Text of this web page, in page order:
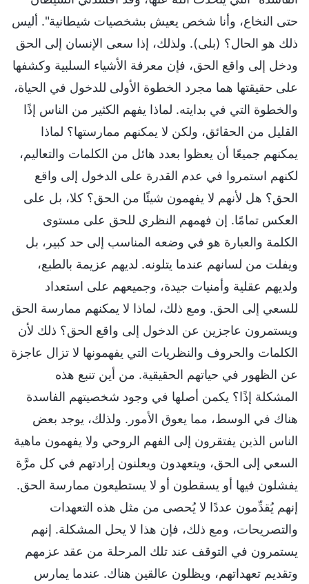
حتى النخاع، وأنا شخص يعيش بشخصيات شيطانية". أليس
ذلك هو الحال؟ (بلى). ولذلك، إذا سعى الإنسان إلى الحق
ودخل إلى واقع الحق، فإن معرفة الأشياء السلبية وكشفها
على حقيقتها هما مجرد الخطوة الأولى للدخول في الحياة،
والخطوة التي في بدايته. لماذا يفهم الكثير من الناس إذًا
القليل من الحقائق، ولكن لا يمكنهم ممارستها؟ لماذا
يمكنهم جميعًا أن يعظوا بعدد هائل من الكلمات والتعاليم،
لكنهم استمروا في عدم القدرة على الدخول إلى واقع
الحق؟ هل لأنهم لا يفهمون شيئًا من الحق؟ كلا، بل على
العكس تمامًا. إن فهمهم النظري للحق على مستوى
الكلمة والعبارة هو في وضعه المناسب إلى حد كبير، بل
ويفلت من لسانهم عندما يتلونه. لديهم عزيمة بالطبع،
ولديهم عقلية وأمنيات جيدة، وجميعهم على استعداد
للسعي إلى الحق. ومع ذلك، لماذا لا يمكنهم ممارسة الحق
ويستمرون عاجزين عن الدخول إلى واقع الحق؟ ذلك لأن
الكلمات والحروف والنظريات التي يفهمونها لا تزال عاجزة
عن الظهور في حياتهم الحقيقية. من أين تنبع هذه
المشكلة إذًا؟ يكمن أصلها في وجود شخصيتهم الفاسدة
هناك في الوسط، مما يعوق الأمور. ولذلك، يوجد بعض
الناس الذين يفتقرون إلى الفهم الروحي ولا يفهمون ماهية
السعي إلى الحق، ويتعهدون ويعلنون إرادتهم في كل مرَّة
يفشلون فيها أو يسقطون أو لا يستطيعون ممارسة الحق.
إنهم يُقدِّمون عددًا لا يُحصى من مثل هذه التعهدات
والتصريحات، ومع ذلك، فإن هذا لا يحل المشكلة. إنهم
يستمرون في التوقف عند تلك المرحلة من عقد عزمهم
وتقديم تعهداتهم، ويظلون عالقين هناك. عندما يمارس